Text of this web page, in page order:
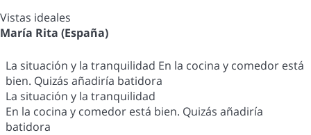
Vistas ideales
María Rita (España)
La situación y la tranquilidad En la cocina y comedor está
bien. Quizás añadiría batidora
La situación y la tranquilidad
En la cocina y comedor está bien. Quizás añadiría
batidora